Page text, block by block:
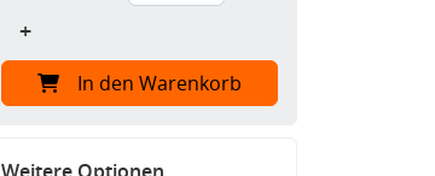
+
In den Warenkorb